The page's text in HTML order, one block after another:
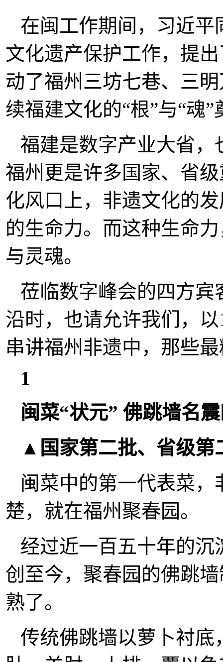
在闽工作期间，习近
文化遗产保护工作，提
动了福州三坊七巷、三
续福建文化的“根”与“魂
福建是数字产业大省
福州更是许多国家、省
化风口上，非遗文化的
的生命力。而这种生命
与灵魂。
莅临数字峰会的四方
沿时，也请允许我们，
串讲福州非遗中，那些
1
闽菜“状元” 佛跳墙名
▲国家第二批、省级第
闽菜中的第一代表菜
楚，就在福州聚春园。
经过近一百五十年的
创至今，聚春园的佛跳
熟了。
传统佛跳墙以萝卜衬